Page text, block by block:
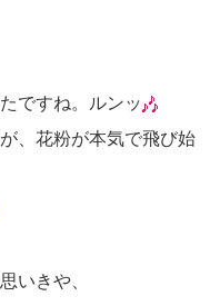
ですね。ルンッ
、花粉が本気で飛び始
いきや、